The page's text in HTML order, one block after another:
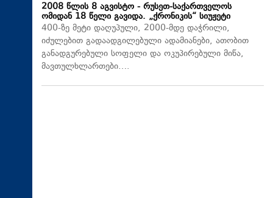
2008 წლის 8 აგვისტო - რუსეთ-საქართველოს
ომიდან 18 წელი გავიდა. „ქრონიკის“ სიუჟეტი
400-ზე მეტი დაღუპული, 2000-მდე დაჭრილი,
იძულებით გადაადგილებული ადამიანები, ათობით
განადგურებული სოფელი და ოკუპირებული მიწა,
მავთულხლართები….